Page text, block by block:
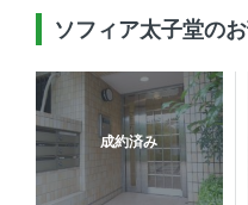
ソフィア太子堂の
成約済み